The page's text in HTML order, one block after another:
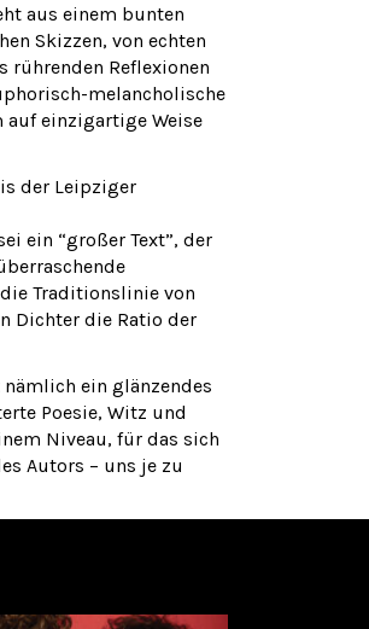
aus einem bunten
Skizzen, von echten
rührenden Reflexionen
melancholische
auf einzigartige Weise
der Leipziger
ein “großer Text”, der
Traditionslinie von
Dichter die Ratio der
ein glänzendes
Poesie, Witz und
Niveau, für das sich
Autors – uns je zu